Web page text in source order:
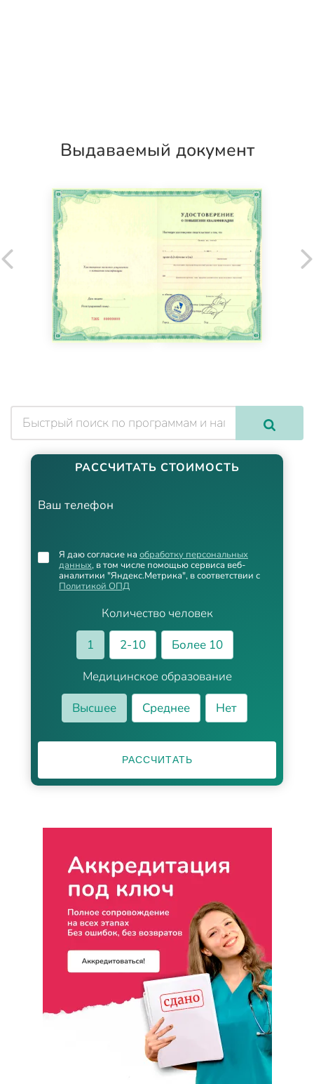
Выдаваемый документ
РАССЧИТАТЬ СТОИМОСТЬ
Ваш телефон
Количество человек
1
2-10
Более 10
Медицинское образование
Высшее
Среднее Нет
Я даю согласие на обработку персональных
данных, в том числе помощью сервиса веб-
аналитики "Яндекс.Метрика", в соответствии с
Политикой ОПД
РАССЧИТАТЬ